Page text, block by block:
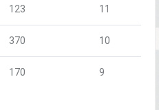
123 11
370 10
170 9